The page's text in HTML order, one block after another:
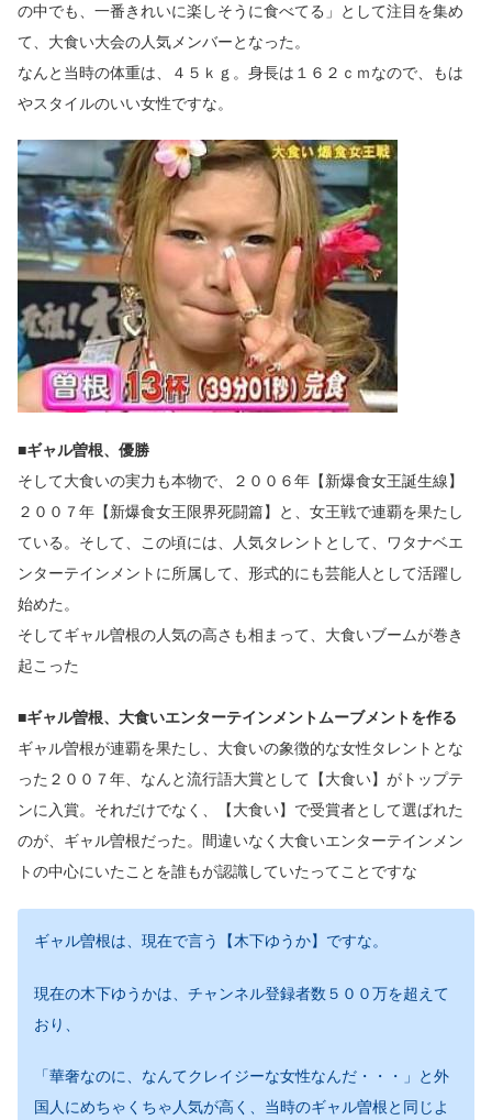
の中でも、一番きれいに楽しそうに食べてる」として注目を集め
て、大食い大会の人気メンバーとなった。
なんと当時の体重は、４５ｋｇ。身長は１６２ｃｍなので、もは
やスタイルのいい女性ですな。
■ギャル曽根、優勝
そして大食いの実力も本物で、２００６年【新爆食女王誕生線】
２００７年【新爆食女王限界死闘篇】と、女王戦で連覇を果たし
ている。そして、この頃には、人気タレントとして、ワタナベエ
ンターテインメントに所属して、形式的にも芸能人として活躍し
始めた。
そしてギャル曽根の人気の高さも相まって、大食いブームが巻き
起こった
■ギャル曽根、大食いエンターテインメントムーブメントを作る
ギャル曽根が連覇を果たし、大食いの象徴的な女性タレントとな
った２００７年、なんと流行語大賞として【大食い】がトップテ
ンに入賞。それだけでなく、【大食い】で受賞者として選ばれた
のが、ギャル曽根だった。間違いなく大食いエンターテインメン
トの中心にいたことを誰もが認識していたってことですな
ギャル曽根は、現在で言う【木下ゆうか】ですな。
現在の木下ゆうかは、チャンネル登録者数５００万を超えて
おり、
「華奢なのに、なんてクレイジーな女性なんだ・・・」と外
国人にめちゃくちゃ人気が高く、当時のギャル曽根と同じよ